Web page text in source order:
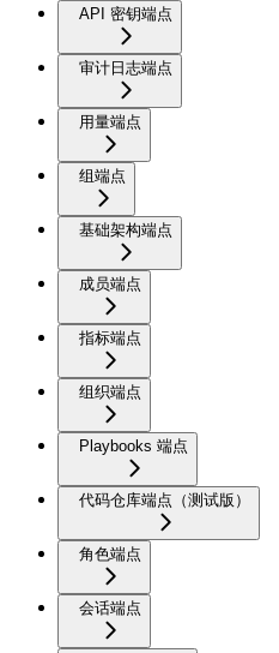
API 密钥端点
审计日志端点
用量端点
组端点
基础架构端点
成员端点
指标端点
组织端点
Playbooks 端点
代码仓库端点（测试版）
角色端点
会话端点